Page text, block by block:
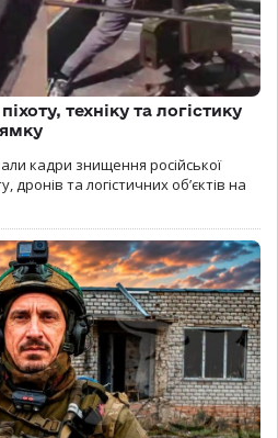
техніку та логістику
кадри знищення російської
дронів та логістичних об’єктів на